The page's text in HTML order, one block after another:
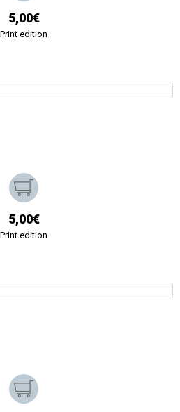
5,00€
Print edition
5,00€
Print edition